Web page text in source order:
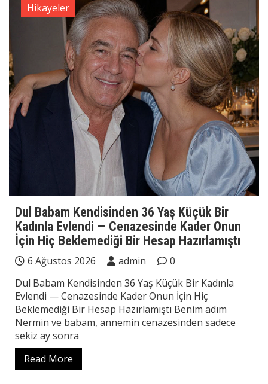
Hikayeler
Dul Babam Kendisinden 36 Yaş Küçük Bir
Kadınla Evlendi — Cenazesinde Kader Onun
İçin Hiç Beklemediği Bir Hesap Hazırlamıştı
6 Ağustos 2026 admin
0
Dul Babam Kendisinden 36 Yaş Küçük Bir Kadınla
Evlendi — Cenazesinde Kader Onun İçin Hiç
Beklemediği Bir Hesap Hazırlamıştı Benim adım
Nermin ve babam, annemin cenazesinden sadece
sekiz ay sonra
Read More